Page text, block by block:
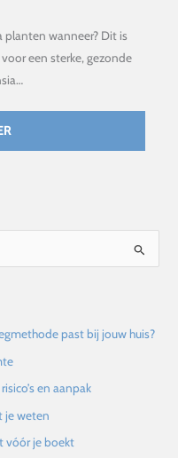
planten wanneer? Dit is
een sterke, gezonde
past bij jouw huis?
en aanpak
je weten
vóór je boekt